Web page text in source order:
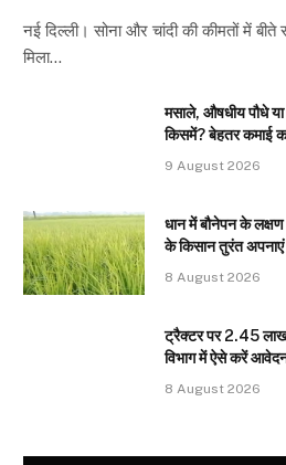
नई दिल्ली। सोना और चांदी की कीमतों में
मिला…
मसाले, औषधीय पौधे
किसमें? बेहतर कमाई
9 August 2026
धान में बौनेपन के
के किसान तुरंत
8 August 2026
ट्रैक्टर पर 2.45 लाख
विभाग में ऐसे करें
8 August 2026